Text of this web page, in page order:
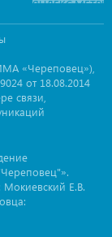
«Череповец»),
от 18.08.2014
связи,
Е.В.